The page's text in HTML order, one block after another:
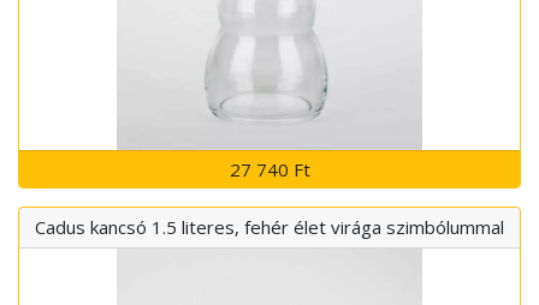
27 740 Ft
Cadus kancsó 1.5 literes, fehér élet virága szimbólummal